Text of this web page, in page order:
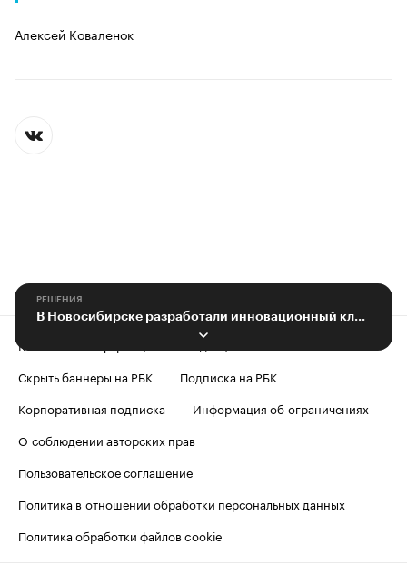
Алексей Коваленок
РЕШЕНИЯ
В Новосибирске разработали инновационный клей для хирургических операций
Контактная информация
Редакция
Скрыть баннеры на РБК
Подписка на РБК
Корпоративная подписка
Информация об ограничениях
О соблюдении авторских прав
Пользовательское соглашение
Политика в отношении обработки персональных данных
Политика обработки файлов cookie